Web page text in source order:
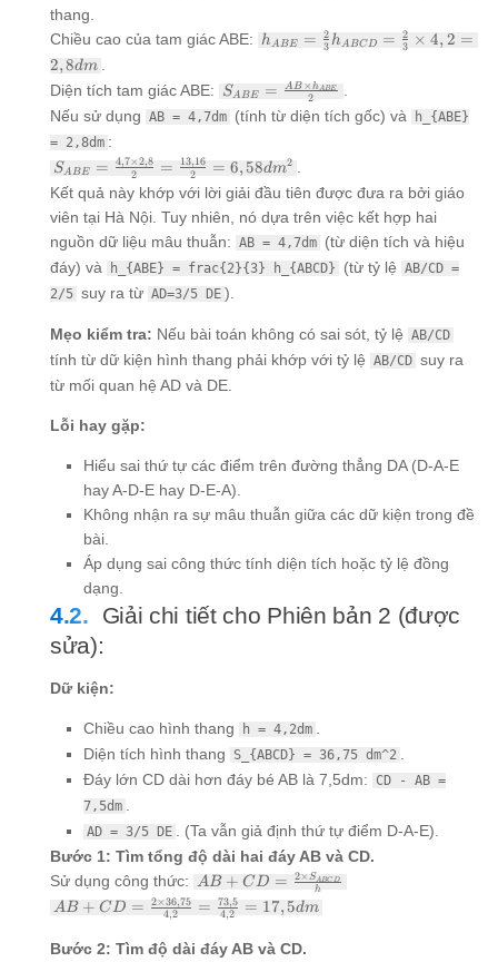
thang.
Chiều cao của tam giác ABE: h_{ABE}
= \frac{2}
h_{ABCD}
= \frac{2}
dm
hABE = 3
2hABCD = 3
2 × 4, 2 =
2, 8dm
Diện tích tam giác ABE: S_{ABE}
\frac{AB
h_{ABE}}
{2}
SABE = 2
A B ×hABE
Nếu sử dụng AB = 4,7dm (tính từ diện tích gốc) và
h_{ABE}
= 2,8dm :
S_{ABE} =
\frac{4,7
\times 2,8}
{2} =
\frac{13,16}
{2} = 6,58
dm^2
SABE = 2
4,7×2,8 = 2
13,16 = 6, 58dm2
Kết quả này khớp với lời giải đầu tiên được đưa ra bởi giáo
viên tại Hà Nội. Tuy nhiên, nó dựa trên việc kết hợp hai
nguồn dữ liệu mâu thuẫn: AB = 4,7dm (từ diện tích và hiệu
đáy) và
h_{ABE} = frac{2}{3} h_{ABCD} (từ tỷ lệ AB/CD =
2/5 suy ra từ AD=3/5 DE ).
Mẹo kiểm tra: Nếu bài toán không có sai sót, tỷ lệ AB/CD
tính từ dữ kiện hình thang phải khớp với tỷ lệ AB/CD suy ra
từ mối quan hệ AD và DE.
Lỗi hay gặp:
Hiểu sai thứ tự các điểm trên đường thẳng DA (D-A-E
hay A-D-E hay D-E-A).
Không nhận ra sự mâu thuẫn giữa các dữ kiện trong đề
bài.
Áp dụng sai công thức tính diện tích hoặc tỷ lệ đồng
dạng.
Giải chi tiết cho Phiên bản 2 (được
sửa):
Dữ kiện:
Chiều cao hình thang h = 4,2dm .
Diện tích hình thang
S_{ABCD} = 36,75 dm^2 .
Đáy lớn CD dài hơn đáy bé AB là 7,5dm:
CD - AB =
7,5dm .
AD = 3/5 DE . (Ta vẫn giả định thứ tự điểm D-A-E).
Bước 1: Tìm tổng độ dài hai đáy AB và CD.
Sử dụng công thức:
AB + CD =
\frac{2
\times
{h}
AB + CD = h
2×SABCD
AB + CD
\times
AB + CD = 4,2
2×36,75 = 4,2
73,5 = 17, 5dm
Bước 2: Tìm độ dài đáy AB và CD.